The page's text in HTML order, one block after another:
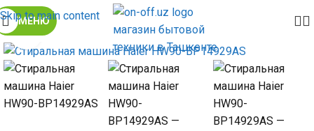
Skip to main content
МЕНЮ
Click to enlarge